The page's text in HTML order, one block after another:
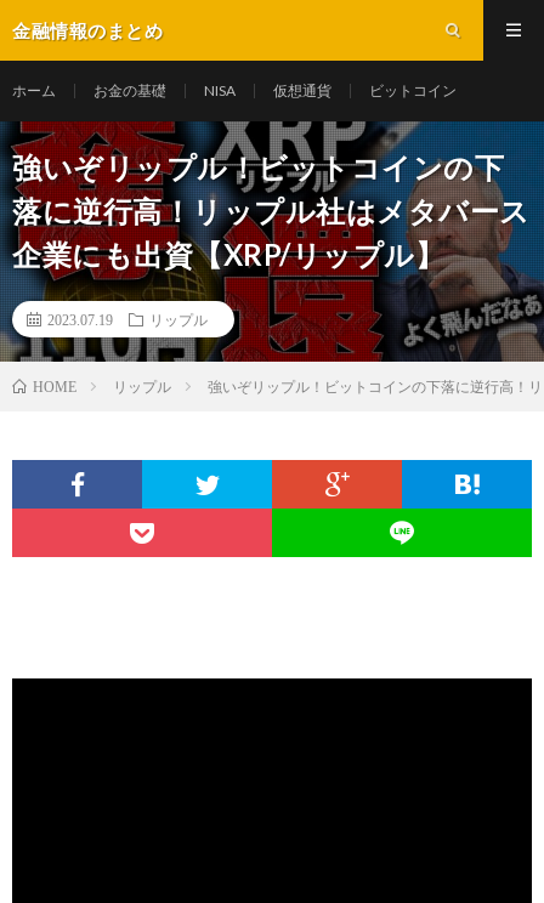
金融情報のまとめ
ホーム お金の基礎 NISA 仮想通貨 ビットコイン
強いぞリップル！ビットコインの下
落に逆行高！リップル社はメタバース
企業にも出資【XRP/リップル】
2023.07.19 リップル
HOME リップル 強いぞリップル！ビットコインの下落に逆行高！